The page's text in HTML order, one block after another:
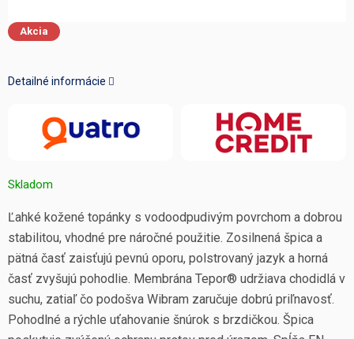
Akcia
Skladom
Ľahké kožené topánky s vodoodpudivým povrchom a dobrou
stabilitou, vhodné pre náročné použitie. Zosilnená špica a
pätná časť zaisťujú pevnú oporu, polstrovaný jazyk a horná
časť zvyšujú pohodlie. Membrána Tepor® udržiava chodidlá v
suchu, zatiaľ čo podošva Wibram zaručuje dobrú priľnavosť.
Pohodlné a rýchle uťahovanie šnúrok s brzdičkou. Špica
Detailné informácie